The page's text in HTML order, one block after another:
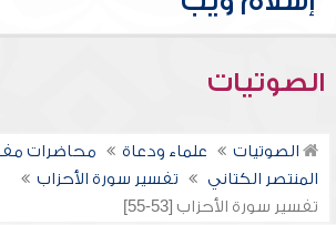
الصوتيات
الصوتيات علماء ودعاة
محاضرات
المنتصر الكتاني
تفسير سورة الأحزاب
تفسير سورة الأحزاب [53-55]